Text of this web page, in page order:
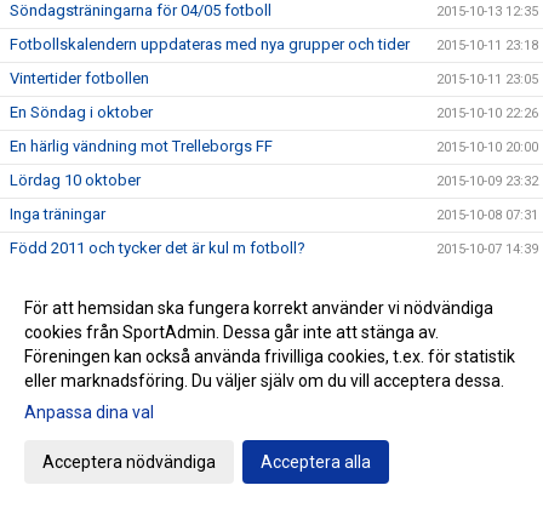
Söndagsträningarna för 04/05 fotboll 2015-10-13 12:35
Fotbollskalendern uppdateras med nya grupper och tider 2015-10-11 23:18
Vintertider fotbollen 2015-10-11 23:05
En Söndag i oktober 2015-10-10 22:26
En härlig vändning mot Trelleborgs FF 2015-10-10 20:00
Lördag 10 oktober 2015-10-09 23:32
Inga träningar 2015-10-08 07:31
Född 2011 och tycker det är kul m fotboll? 2015-10-07 14:39
En händelserik lördag väntar.. 2015-10-02 23:34
HEMMAPREMIÄR BASKET! 2015-10-02 10:51
Världens barn för 3 året i rad! 2015-10-02 10:29
Tre matcher kvar
Qigongen inställd pga sjukdom
För att hemsidan ska fungera korrekt använder vi nödvändiga
cookies från SportAdmin. Dessa går inte att stänga av.
Föreningen kan också använda frivilliga cookies, t.ex. för statistik
eller marknadsföring. Du väljer själv om du vill acceptera dessa.
Anpassa dina val
Acceptera nödvändiga Acceptera alla